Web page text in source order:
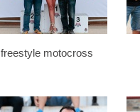
freestyle motocross